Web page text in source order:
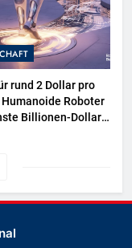
von Zimmerpflanzen
rund 2 Dollar pro
Roboter
Billionen-Dollar-